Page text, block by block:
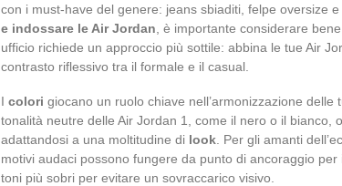
con i must-have del genere: jeans sbiaditi, felpe oversize
e indossare le Air Jordan , è importante considerare
ufficio richiede un approccio più sottile: abbina le tue Air
contrasto riflessivo tra il formale e il casual.
I colori giocano un ruolo chiave nell’armonizzazione
tonalità neutre delle Air Jordan 1, come il nero o il bianco,
adattandosi a una moltitudine di look . Per gli amanti
motivi audaci possono fungere da punto di ancoraggio
toni più sobri per evitare un sovraccarico visivo.